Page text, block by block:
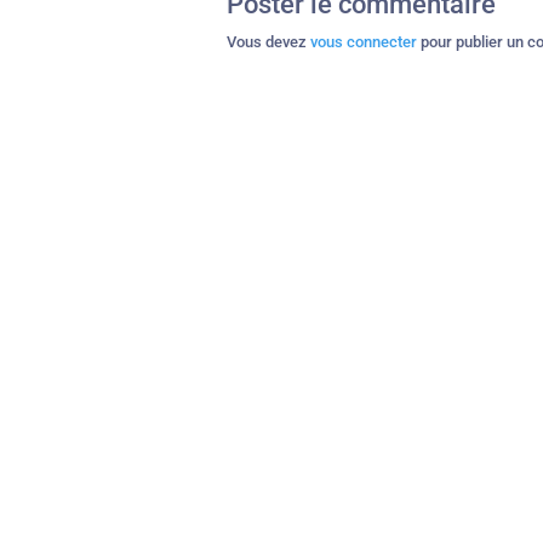
Vous devez vous connecter pour publier un